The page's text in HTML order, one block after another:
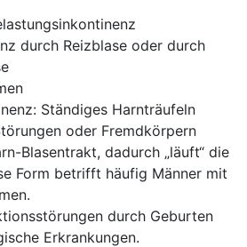
durch Reizblase oder durch
Ständiges Harnträufeln
oder Fremdkörpern
Blasentrakt, dadurch „läuft“ die
Form betrifft häufig Männer mit
durch Geburten
Erkrankungen.